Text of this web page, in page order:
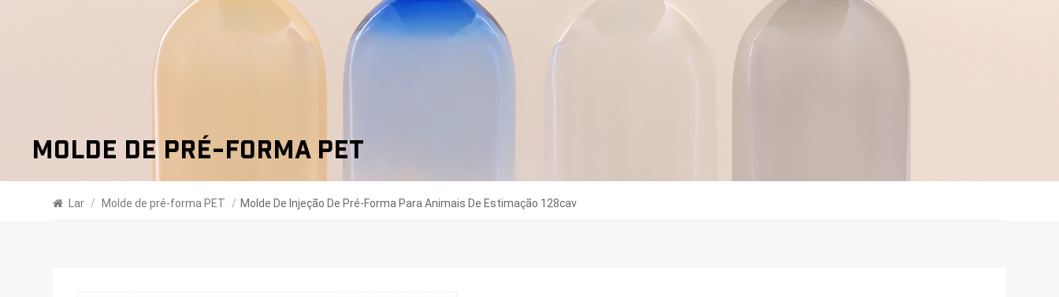
Molde De Pré-Forma PET
Lar / Molde de pré-forma PET / Molde De Injeção De Pré-Forma Para Animais De Estimação 128cav